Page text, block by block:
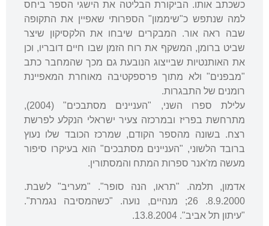
כשכתב אותו. הביקורת הבליטה את הישגי הספר ביחס
למה שנתפש כ"שיממון" הספרותי שאפיין את התקופה
שבה ראה אור. המבקרים שיבחו את הלקסיקון שיצר
שביט ברומן, המשקף את רוח הזמן שבו חיים דובריו, וכן
את האותנטיות שבייצוג הנובעת גם מכך שהמחבר כתב
"מבפנים" ולא מתוך פרספקטיבה מאוחרת המאפיינת
רומנים של התבגרות.
עלילת ספרו השני, "העניינים מסתבכים" (2004),
מתרחשת בפריז ובמרכזה צעיר ישראלי הנקלע לפרשת
רצח. בשונה מהספר הקודם, שמרכז הכובד שלו נעוץ
ברובד הלשוני, "העניינים מסתבכים" הוא בעיקרו סיפור
מעשה מז'אנר ספרות המתח והמסתורין.
אדמון, תלמה. "תראו, הנה סופר". "מעריב" לשבת.
8.9.2000. 26; מנהיים, נועה. "כשהמסיבה נגמרת".
"עיתון תל אביב". 13.8.2004.